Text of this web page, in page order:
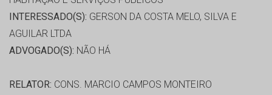
INTERESSADO(S): GERSON DA COSTA MELO, SILVA E
AGUILAR LTDA
ADVOGADO(S): NÃO HÁ
RELATOR: CONS. MARCIO CAMPOS MONTEIRO